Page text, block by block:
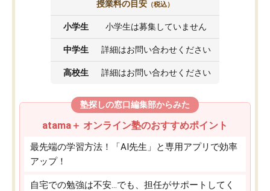
授業料の目安 （税込）
小学生 小学生は募集していません
中学生 詳細はお問い合わせください
高校生 詳細はお問い合わせください
塾探しの窓口編集部からみた
atama＋ オンライン塾のおすすめポイント
最先端の学習方法！「AI先生」と専用アプリで効率
アップ！
自宅での勉強は不安…でも、担任がサポートしてく